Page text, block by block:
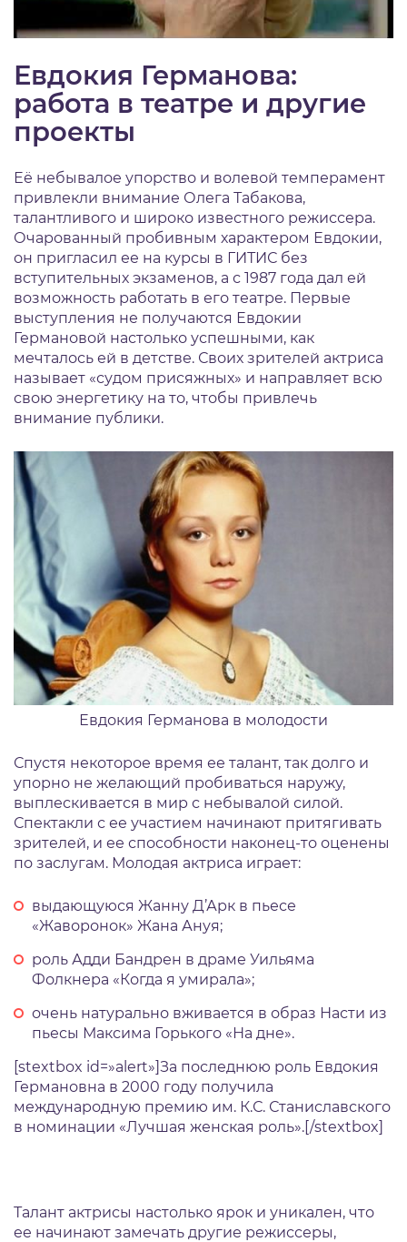
Евдокия Германова:
работа в театре и другие
проекты
Её небывалое упорство и волевой темперамент
привлекли внимание Олега Табакова,
талантливого и широко известного режиссера.
Очарованный пробивным характером Евдокии,
он пригласил ее на курсы в ГИТИС без
вступительных экзаменов, а с 1987 года дал ей
возможность работать в его театре. Первые
выступления не получаются Евдокии
Германовой настолько успешными, как
мечталось ей в детстве. Своих зрителей актриса
называет «судом присяжных» и направляет всю
свою энергетику на то, чтобы привлечь
внимание публики.
Евдокия Германова в молодости
Спустя некоторое время ее талант, так долго и
упорно не желающий пробиваться наружу,
выплескивается в мир с небывалой силой.
Спектакли с ее участием начинают притягивать
зрителей, и ее способности наконец-то оценены
по заслугам. Молодая актриса играет:
выдающуюся Жанну Д’Арк в пьесе
«Жаворонок» Жана Ануя;
роль Адди Бандрен в драме Уильяма
Фолкнера «Когда я умирала»;
очень натурально вживается в образ Насти из
пьесы Максима Горького «На дне».
[stextbox id=»alert»]За последнюю роль Евдокия
Германовна в 2000 году получила
международную премию им. К.С. Станиславского
в номинации «Лучшая женская роль».[/stextbox]
Талант актрисы настолько ярок и уникален, что
ее начинают замечать другие режиссеры,